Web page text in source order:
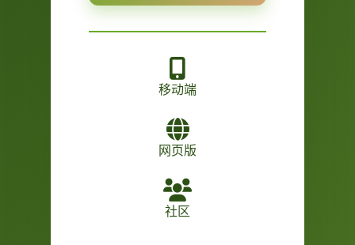
移动端
网页版
社区